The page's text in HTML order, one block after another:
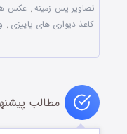
تصاویر پس زمینه, عکس
کاعذ دیواری های پاییزی ,
مطالب